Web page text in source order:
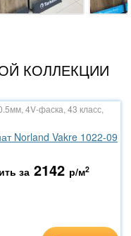
КОЛЛЕКЦИИ
4V-фаска, 43 класс,
Norland Vakre 1022-09
за 2142 р/м2